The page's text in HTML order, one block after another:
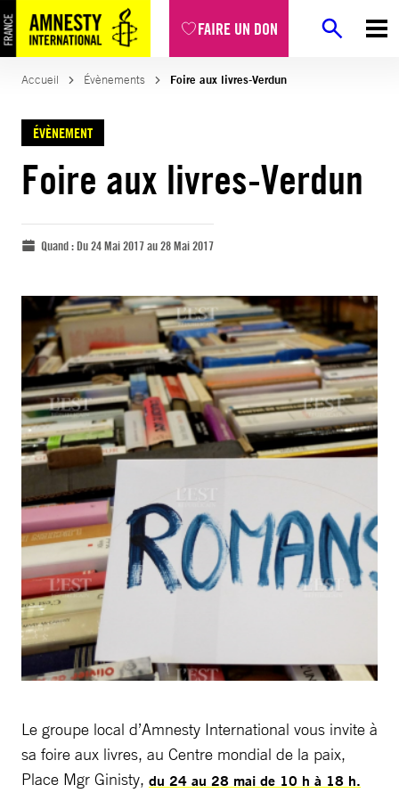
FAIRE UN DON
Accueil Évènements Foire aux livres-Verdun
ÉVÈNEMENT
Foire aux livres-Verdun
Quand :Du 24 Mai 2017 au 28 Mai 2017
Le groupe local d’Amnesty International vous invite à
sa foire aux livres, au Centre mondial de la paix,
Place Mgr Ginisty, du 24 au 28 mai de 10 h à 18 h.